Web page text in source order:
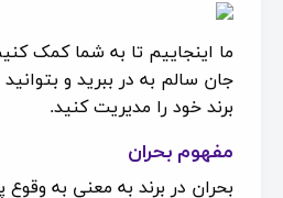
ما اینجاییم تا به شما کمک
جان سالم به در ببرید و
برند خود را مدیریت کنید.
مفهوم بحران
بحران در برند به معنی به